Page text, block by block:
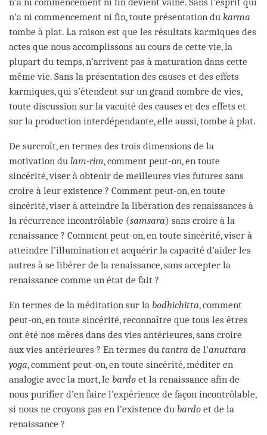
n’a ni commencement ni fin, toute présentation du karma
tombe à plat. La raison est que les résultats karmiques des
actes que nous accomplissons au cours de cette vie, la
plupart du temps, n’arrivent pas à maturation dans cette
même vie. Sans la présentation des causes et des effets
karmiques, qui s’étendent sur un grand nombre de vies,
toute discussion sur la vacuité des causes et des effets et
sur la production interdépendante, elle aussi, tombe à plat.
De surcroît, en termes des trois dimensions de la
motivation du lam-rim, comment peut-on, en toute
sincérité, viser à obtenir de meilleures vies futures sans
croire à leur existence ? Comment peut-on, en toute
sincérité, viser à atteindre la libération des renaissances à
la récurrence incontrôlable (samsara) sans croire à la
renaissance ? Comment peut-on, en toute sincérité, viser à
atteindre l’illumination et acquérir la capacité d’aider les
autres à se libérer de la renaissance, sans accepter la
renaissance comme un état de fait ?
En termes de la méditation sur la bodhichitta, comment
peut-on, en toute sincérité, reconnaître que tous les êtres
ont été nos mères dans des vies antérieures, sans croire
aux vies antérieures ? En termes du tantra de l’anuttara
yoga, comment peut-on, en toute sincérité, méditer en
analogie avec la mort, le bardo et la renaissance afin de
nous purifier d’en faire l’expérience de façon incontrôlable,
si nous ne croyons pas en l’existence du bardo et de la
renaissance ?